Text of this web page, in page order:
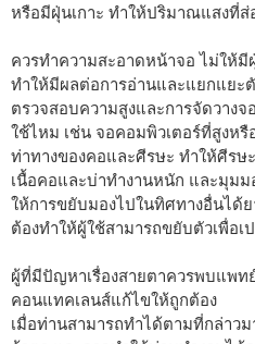
หรือมีฝุ่นเกาะ ทำให้ปริมาณแสงที่ส่
ควรทำความสะอาดหน้าจอ ไม่ให้มี
ทำให้มีผลต่อการอ่านและแยกแยะ
ตรวจสอบความสูงและการจัดวาง
ใช้ไหม เช่น จอคอมพิวเตอร์ที่สูงห
ท่าทางของคอและศีรษะ ทำให้ศีรษ
เนื้อคอและบ่าทำงานหนัก และมุมม
ให้การขยับมองไปในทิศทางอื่นได้
ต้องทำให้ผู้ใช้สามารถขยับตัวเพื่อเ
ผู้ที่มีปัญหาเรื่องสายตาควรพบแพท
คอนแทคเลนส์แก้ไขให้ถูกต้อง
เมื่อท่านสามารถทำได้ตามที่กล่าว